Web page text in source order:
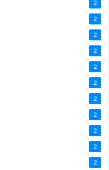
2
2
2
2
2
2
2
2
2
2
2